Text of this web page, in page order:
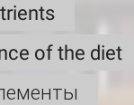
of the diet